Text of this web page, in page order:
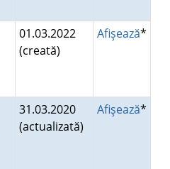
01.03.2022
(creată)
Afişează*
31.03.2020
(actualizată)
Afişează*